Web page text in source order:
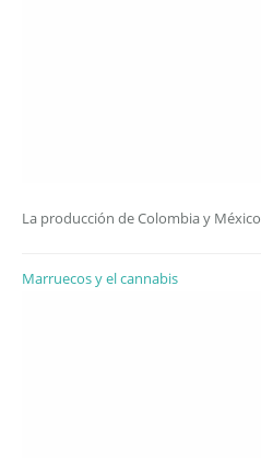
La producción de Colombia y México
Marruecos y el cannabis